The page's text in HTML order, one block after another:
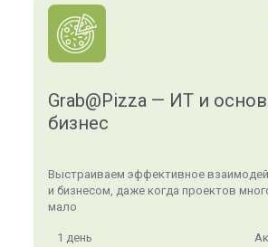
Grab@Pizza — ИТ и
бизнес
Выстраиваем эффективное
и бизнесом, даже когда проектов
мало
1 день